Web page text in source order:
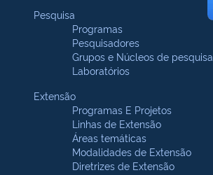
Pesquisa
Programas
Pesquisadores
Grupos e Núcleos de pesquisa
Laboratórios
Extensão
Programas E Projetos
Linhas de Extensão
Áreas temáticas
Modalidades de Extensão
Diretrizes de Extensão